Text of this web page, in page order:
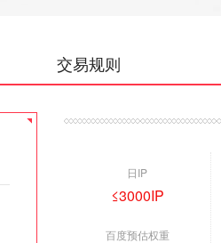
交易规则
日IP
≤3000IP
百度预估权重